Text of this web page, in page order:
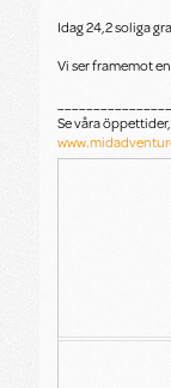
Idag 24,2 soliga
Vi ser framemot
Se våra